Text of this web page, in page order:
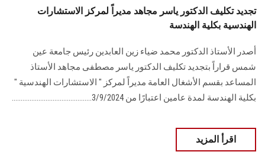
تجديد تكليف الدكتور ياسر مجاهد مديراً لمركز الاستشارات
الهندسية بكلية الهندسة
أصدر الأستاذ الدكتور محمد ضياء زين العابدين رئيس جامعة عين
شمس قراراً بتجديد تكليف الدكتور ياسر مصطفى مجاهد الأستاذ
المساعد بقسم الأشغال العامة مديراً لمركز " الاستشارات الهندسية "
بكلية الهندسة لمدة عامين اعتبارًا من 3/9/2024.............................................
اقرأ المزيد